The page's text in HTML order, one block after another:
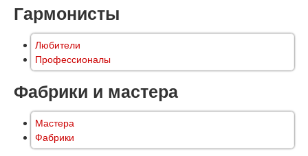
Гармонисты
Любители
Профессионалы
Фабрики и мастера
Мастера
Фабрики